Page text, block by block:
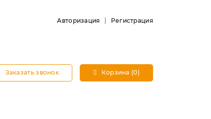
Авторизация Регистрация
Заказать звонок Корзина (0)